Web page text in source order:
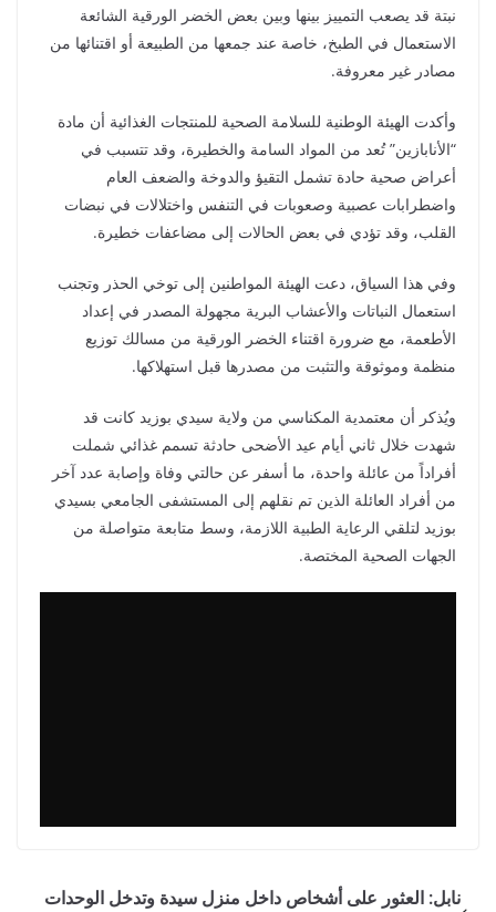
نبتة قد يصعب التمييز بينها وبين بعض الخضر الورقية الشائعة
الاستعمال في الطبخ، خاصة عند جمعها من الطبيعة أو اقتنائها من
مصادر غير معروفة.
وأكدت الهيئة الوطنية للسلامة الصحية للمنتجات الغذائية أن مادة
“الأنابازين” تُعد من المواد السامة والخطيرة، وقد تتسبب في
أعراض صحية حادة تشمل التقيؤ والدوخة والضعف العام
واضطرابات عصبية وصعوبات في التنفس واختلالات في نبضات
القلب، وقد تؤدي في بعض الحالات إلى مضاعفات خطيرة.
وفي هذا السياق، دعت الهيئة المواطنين إلى توخي الحذر وتجنب
استعمال النباتات والأعشاب البرية مجهولة المصدر في إعداد
الأطعمة، مع ضرورة اقتناء الخضر الورقية من مسالك توزيع
منظمة وموثوقة والتثبت من مصدرها قبل استهلاكها.
ويُذكر أن معتمدية المكناسي من ولاية سيدي بوزيد كانت قد
شهدت خلال ثاني أيام عيد الأضحى حادثة تسمم غذائي شملت
أفراداً من عائلة واحدة، ما أسفر عن حالتي وفاة وإصابة عدد آخر
من أفراد العائلة الذين تم نقلهم إلى المستشفى الجامعي بسيدي
بوزيد لتلقي الرعاية الطبية اللازمة، وسط متابعة متواصلة من
الجهات الصحية المختصة.
نابل: العثور على أشخاص داخل منزل سيدة وتدخل الوحدات